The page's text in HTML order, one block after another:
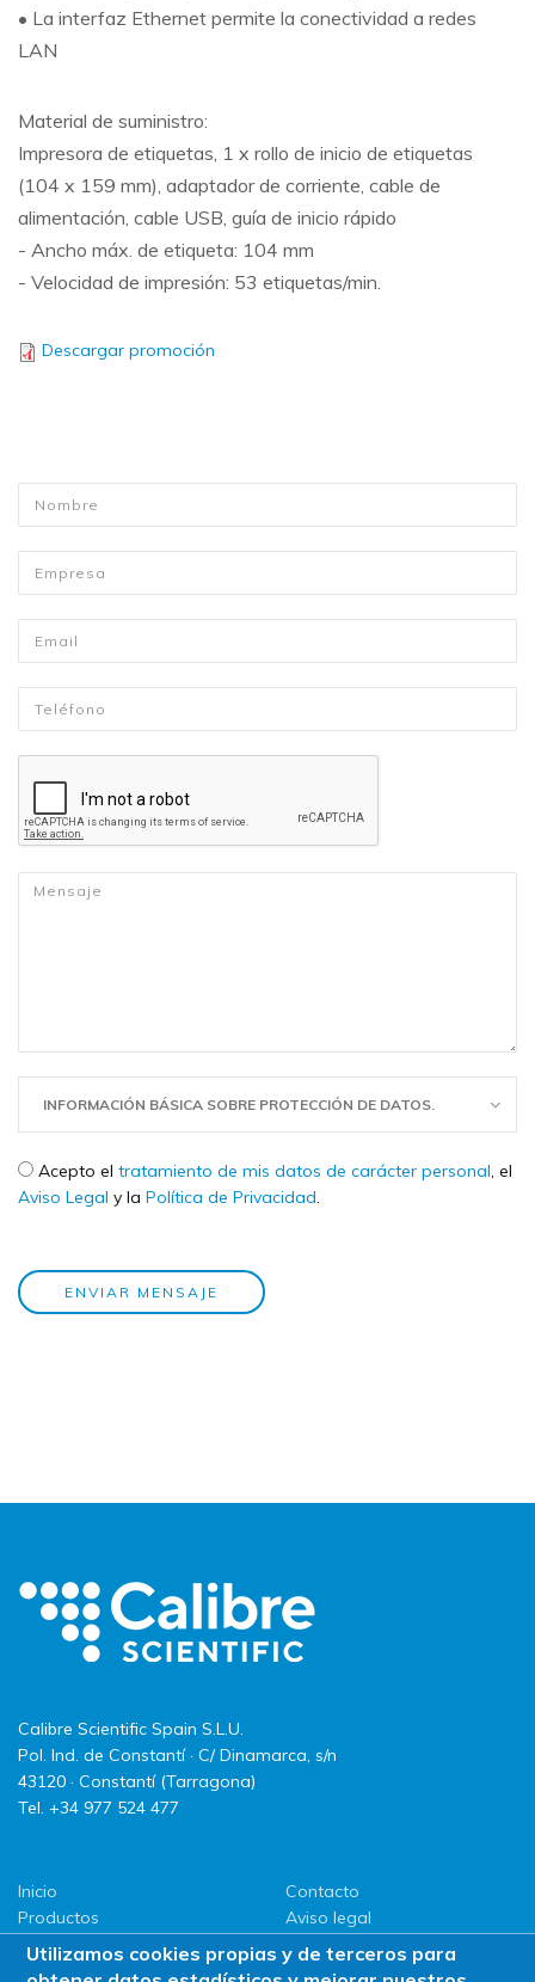
• La interfaz Ethernet permite la conectividad a redes
LAN
Material de suministro:
Impresora de etiquetas, 1 x rollo de inicio de etiquetas
(104 x 159 mm), adaptador de corriente, cable de
alimentación, cable USB, guía de inicio rápido
- Ancho máx. de etiqueta: 104 mm
- Velocidad de impresión: 53 etiquetas/min.
Descargar promoción
Nombre
Empresa
Email *
Telefono
Mensaje*
INFORMACIÓN BÁSICA SOBRE PROTECCIÓN DE DATOS.
Check legal *
Acepto el tratamiento de mis datos de carácter personal, el
Aviso Legal y la Política de Privacidad.
ENVIAR MENSAJE
Calibre Scientific Spain S.L.U.
Pol. Ind. de Constantí · C/ Dinamarca, s/n
43120 · Constantí (Tarragona)
Tel. +34 977 524 477
Inicio
Productos
LLG
Promociones
Contacto
Aviso legal
Política de privacidad
Política de Cookies
Utilizamos cookies propias y de terceros para